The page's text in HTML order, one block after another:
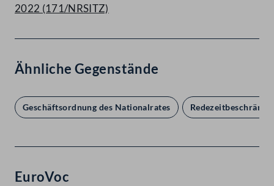
2022 (171/NRSITZ)
Ähnliche Gegenstände
Geschäftsordnung des Nationalrates
EuroVoc